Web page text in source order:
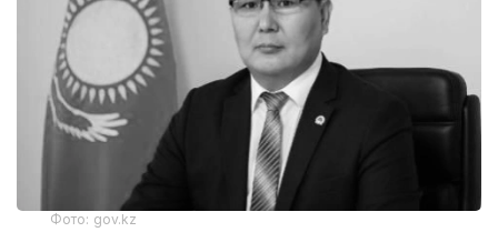
Фото: gov.kz